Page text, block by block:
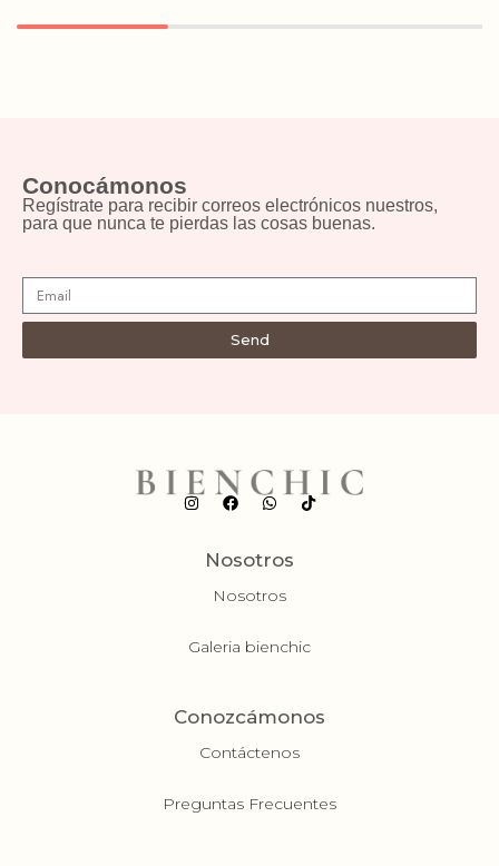
Conocámonos
Regístrate para recibir correos electrónicos nuestros,
para que nunca te pierdas las cosas buenas.
Send
Nosotros
Nosotros
Galeria bienchic
Conozcámonos
Contáctenos
Preguntas Frecuentes